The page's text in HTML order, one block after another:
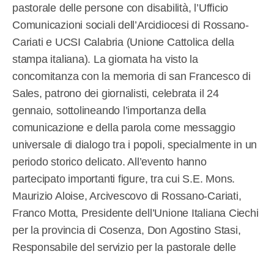
pastorale delle persone con disabilità, l’Ufficio
Comunicazioni sociali dell’Arcidiocesi di Rossano-
Cariati e UCSI Calabria (Unione Cattolica della
stampa italiana). La giornata ha visto la
concomitanza con la memoria di san Francesco di
Sales, patrono dei giornalisti, celebrata il 24
gennaio, sottolineando l’importanza della
comunicazione e della parola come messaggio
universale di dialogo tra i popoli, specialmente in un
periodo storico delicato. All’evento hanno
partecipato importanti figure, tra cui S.E. Mons.
Maurizio Aloise, Arcivescovo di Rossano-Cariati,
Franco Motta, Presidente dell’Unione Italiana Ciechi
per la provincia di Cosenza, Don Agostino Stasi,
Responsabile del servizio per la pastorale delle